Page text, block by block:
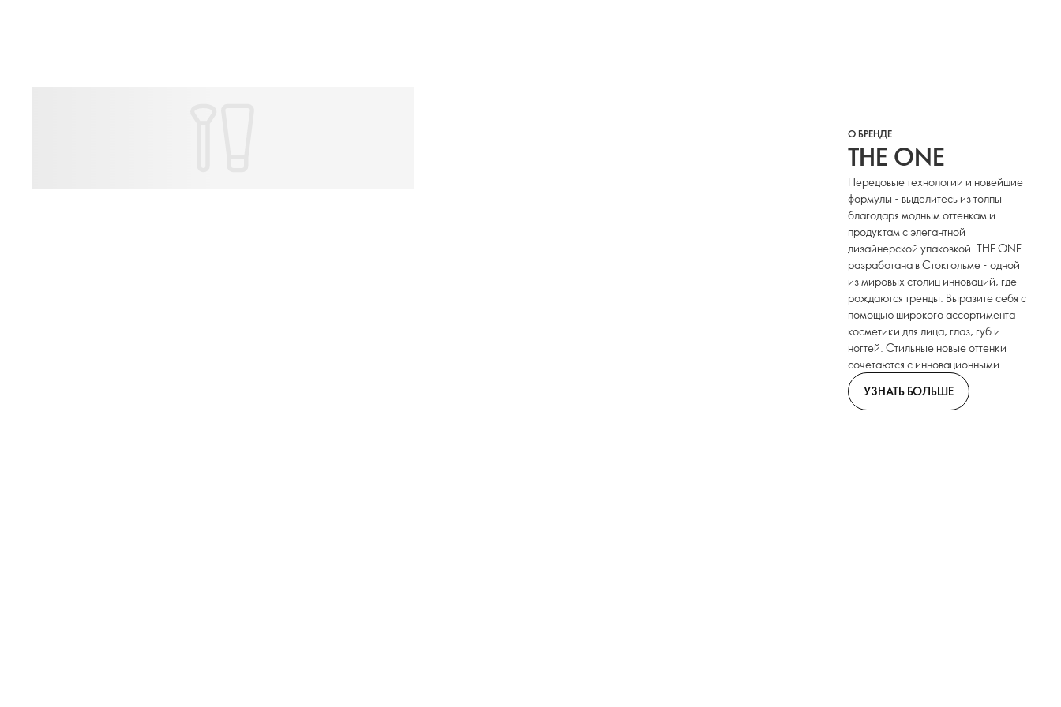
О БРЕНДЕ
THE ONE
Передовые технологии и новейшие
формулы - выделитесь из толпы
благодаря модным оттенкам и
продуктам с элегантной
дизайнерской упаковкой. THE ONE
разработана в Стокгольме - одной
из мировых столиц инноваций, где
рождаются тренды. Выразите себя с
помощью широкого ассортимента
косметики для лица, глаз, губ и
ногтей. Стильные новые оттенки
сочетаются с инновационными
форматами.
УЗНАТЬ БОЛЬШЕ